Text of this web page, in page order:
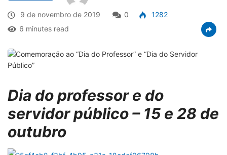
9 de novembro de 2019 0
1282
6 minutes read
Dia do professor e do
servidor público – 15 e 28 de
outubro